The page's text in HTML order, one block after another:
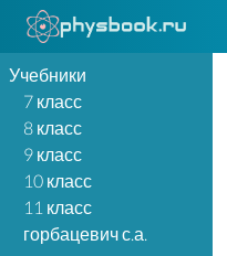
Учебники
7 класс
8 класс
9 класс
10 класс
11 класс
горбацевич с.а.